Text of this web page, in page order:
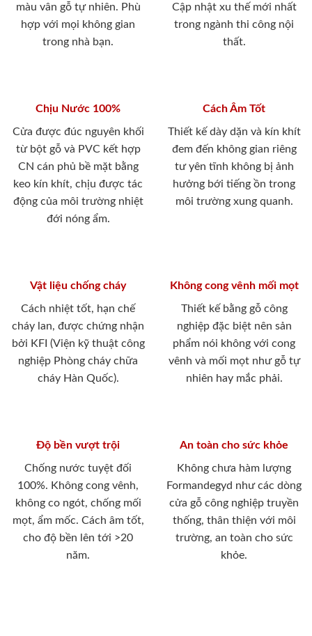
màu vân gỗ tự nhiên. Phù
hợp với mọi không gian
trong nhà bạn.
Cập nhật xu thế mới nhất
trong ngành thi công nội
thất.
Chịu Nước 100%
Cửa được đúc nguyên khối
từ bột gỗ và PVC kết hợp
CN cán phủ bề mặt bằng
keo kín khít, chịu được tác
động của môi trường nhiệt
đới nóng ẩm.
Cách Âm Tốt
Thiết kế dày dặn và kín khít
đem đến không gian riêng
tư yên tĩnh không bị ảnh
hưởng bới tiếng ồn trong
môi trường xung quanh.
Vật liệu chống cháy
Cách nhiệt tốt, hạn chế
cháy lan, được chứng nhận
bởi KFI (Viện kỹ thuật công
nghiệp Phòng cháy chữa
cháy Hàn Quốc).
Không cong vênh mối mọt
Thiết kế bằng gỗ công
nghiệp đặc biệt nên sản
phẩm nói không với cong
vênh và mối mọt như gỗ tự
nhiên hay mắc phải.
Độ bền vượt trội
Chống nước tuyệt đối
100%. Không cong vênh,
không co ngót, chống mối
mọt, ẩm mốc. Cách âm tốt,
cho độ bền lên tới >20
năm.
An toàn cho sức khỏe
Không chưa hàm lượng
Formandegyd như các dòng
cửa gỗ công nghiệp truyền
thống, thân thiện với môi
trường, an toàn cho sức
khỏe.